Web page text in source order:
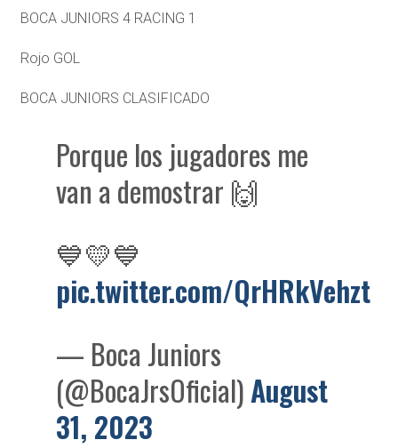
BOCA JUNIORS 4 RACING 1
Rojo GOL
BOCA JUNIORS CLASIFICADO
Porque los jugadores me
van a demostrar 🙌
💙💛💙
pic.twitter.com/QrHRkVehzt
— Boca Juniors
(@BocaJrsOficial)August
31, 2023